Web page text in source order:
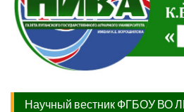
Научный вестник ФГБОУ ВО